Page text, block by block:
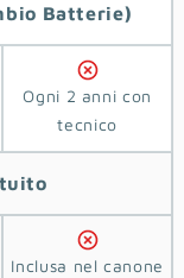
Batterie)
Ogni 2 anni con
tecnico
Inclusa nel canone